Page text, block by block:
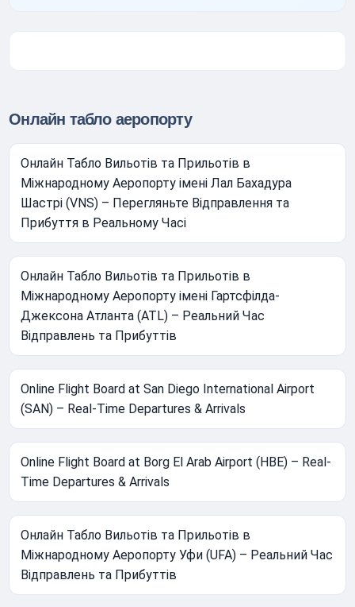
Онлайн табло аеропорту
Онлайн Табло Вильотів та Прильотів в
Міжнародному Аеропорту імені Лал Бахадура
Шастрі (VNS) – Перегляньте Відправлення та
Прибуття в Реальному Часі
Онлайн Табло Вильотів та Прильотів в
Міжнародному Аеропорту імені Гартсфілда-
Джексона Атланта (ATL) – Реальний Час
Відправлень та Прибуттів
Online Flight Board at San Diego International Airport
(SAN) – Real-Time Departures & Arrivals
Online Flight Board at Borg El Arab Airport (HBE) – Real-
Time Departures & Arrivals
Онлайн Табло Вильотів та Прильотів в
Міжнародному Аеропорту Уфи (UFA) – Реальний Час
Відправлень та Прибуттів